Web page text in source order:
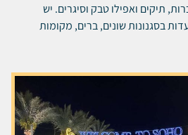
תיקים ואפילו טבק וסיגרים. יש
בסגנונות שונים, ברים, מקומות